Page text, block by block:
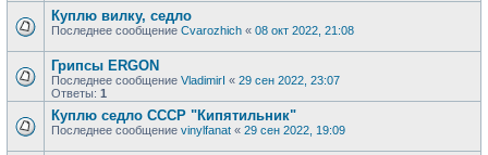
Куплю вилку, седло
Последнее сообщение Сvarozhich « 08 окт 2022, 21:08
Грипсы ERGON
Последнее сообщение VladimirI « 29 сен 2022, 23:07
Ответы: 1
Куплю седло СССР "Кипятильник"
Последнее сообщение vinylfanat « 29 сен 2022, 19:09